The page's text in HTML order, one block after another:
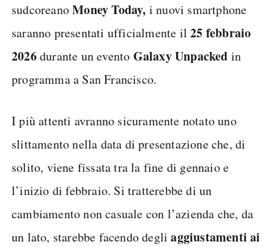
sudcoreanoMoney Today, i nuovi smartphone
saranno presentati ufficialmente il25 febbraio
2026durante un evento Galaxy Unpacked in
programma a San Francisco.
I più attenti avranno sicuramente notato uno
slittamento nella data di presentazione che, di
solito, viene fissata tra la fine di gennaio e
l’inizio di febbraio. Si tratterebbe di un
cambiamento non casuale con l’azienda che, da
un lato, starebbe facendo degliaggiustamenti ai